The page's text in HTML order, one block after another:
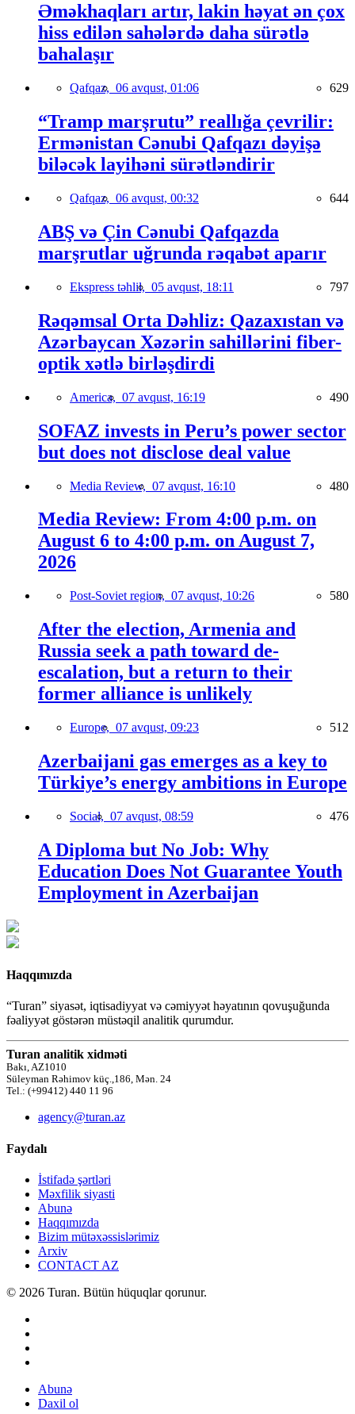
Əməkhaqları artır, lakin həyat ən çox
hiss edilən sahələrdə daha sürətlə
bahalaşır
Qafqaz, 06 avqust, 01:06 629
“Tramp marşrutu” reallığa çevrilir:
Ermənistan Cənubi Qafqazı dəyişə
biləcək layihəni sürətləndirir
Qafqaz, 06 avqust, 00:32 644
ABŞ və Çin Cənubi Qafqazda
marşrutlar uğrunda rəqabət aparır
Ekspress təhlil, 05 avqust, 18:11 797
Rəqəmsal Orta Dəhliz: Qazaxıstan və
Azərbaycan Xəzərin sahillərini fiber-
optik xətlə birləşdirdi
America, 07 avqust, 16:19 490
SOFAZ invests in Peru’s power sector
but does not disclose deal value
Media Review, 07 avqust, 16:10 480
Media Review: From 4:00 p.m. on
August 6 to 4:00 p.m. on August 7,
2026
Post-Soviet region, 07 avqust, 10:26 580
After the election, Armenia and
Russia seek a path toward de-
escalation, but a return to their
former alliance is unlikely
Europe, 07 avqust, 09:23 512
Azerbaijani gas emerges as a key to
Türkiye’s energy ambitions in Europe
Social, 07 avqust, 08:59 476
A Diploma but No Job: Why
Education Does Not Guarantee Youth
Employment in Azerbaijan
Haqqımızda
“Turan” siyasət, iqtisadiyyat və cəmiyyət həyatının qovuşuğunda
fəaliyyət göstərən müstəqil analitik qurumdur.
Turan analitik xidməti
Bakı, AZ1010
Süleyman Rəhimov küç.,186, Mən. 24
Tel.: (+99412) 440 11 96
agency@turan.az
Faydalı
İstifadə şərtləri
Məxfilik siyasti
Abunə
Haqqımızda
Bizim mütəxəssislərimiz
Arxiv
CONTACT AZ
© 2026 Turan. Bütün hüquqlar qorunur.
Abunə
Daxil ol